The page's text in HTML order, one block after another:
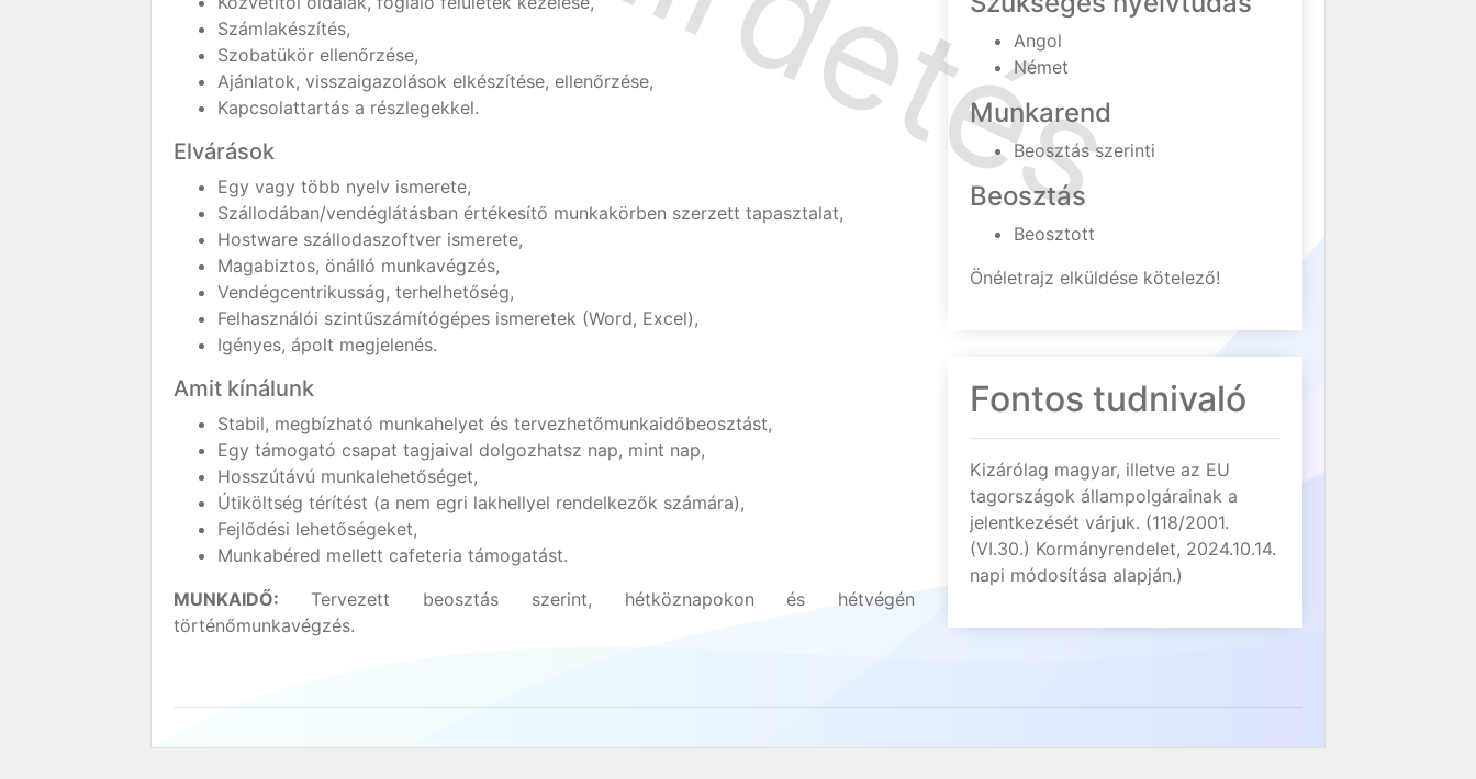
Számlakészítés,
Szobatükör ellenőrzése,
Ajánlatok, visszaigazolások elkészítése, ellenőrzése,
Kapcsolattartás a részlegekkel.
Elvárások
Egy vagy több nyelv ismerete,
Szállodában/vendéglátásban értékesítő munkakörben szerzett tapasztalat,
Hostware szállodaszoftver ismerete,
Magabiztos, önálló munkavégzés,
Vendégcentrikusság, terhelhetőség,
Felhasználói szintűszámítógépes ismeretek (Word, Excel),
Igényes, ápolt megjelenés.
Amit kínálunk
Stabil, megbízható munkahelyet és tervezhetőmunkaidőbeosztást,
Egy támogató csapat tagjaival dolgozhatsz nap, mint nap,
Hosszútávú munkalehetőséget,
Útiköltség térítést (a nem egri lakhellyel rendelkezők számára),
Fejlődési lehetőségeket,
Munkabéred mellett cafeteria támogatást.
MUNKAIDŐ: Tervezett beosztás szerint, hétköznapokon és hétvégén
történőmunkavégzés.
Angol
Német
Munkarend
Beosztás szerinti
Beosztás
Beosztott
Önéletrajz elküldése kötelező!
Fontos tudnivaló
Kizárólag magyar, illetve az EU
tagországok állampolgárainak a
jelentkezését várjuk. (118/2001.
(VI.30.) Kormányrendelet, 2024.10.14.
napi módosítása alapján.)